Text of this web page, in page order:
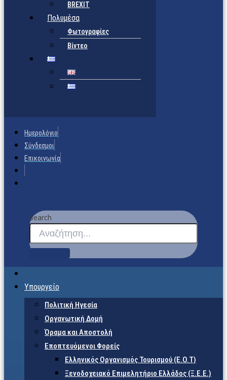
BREXIT
Πολυμέσα
Φωτογραφίες
Βίντεο
Ημερολόγιο
Σύνδεσμοι
Επικοινωνία
Search
Υπουργείο
Πολιτική Ηγεσία
Οργανωτική Δομή
Όραμα και Αποστολή
Εποπτευόμενοι Φορείς
Eλληνικός Οργανισμός Τουρισμού (Ε.Ο.Τ)
Ξενοδοχειακό Επιμελητήριο Ελλάδος (Ξ.Ε.Ε.)